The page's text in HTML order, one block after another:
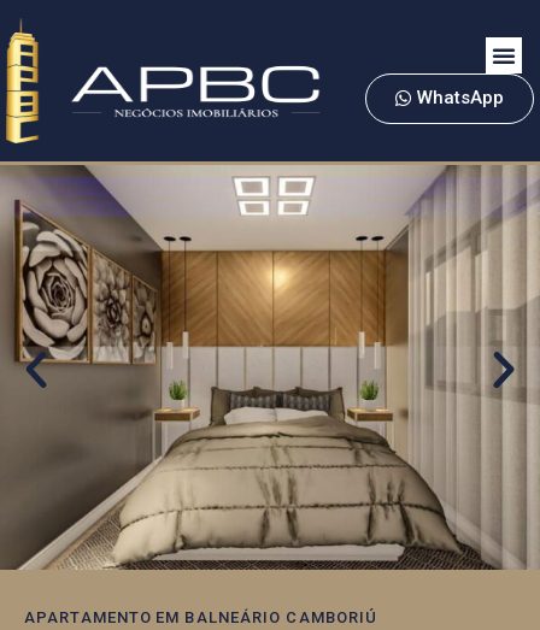
WhatsApp
APARTAMENTO EM BALNEÁRIO CAMBORIÚ